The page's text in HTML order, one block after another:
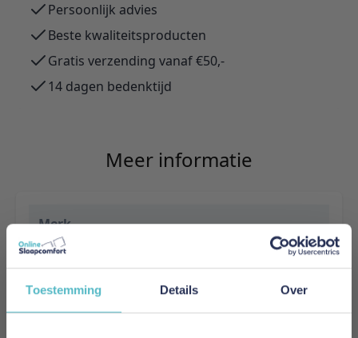
Toestemming Details Over
Persoonlijk advies
Beste kwaliteitsproducten
Gratis verzending vanaf €50,-
14 dagen bedenktijd
Meer informatie
Merk
Innovation Living
EAN